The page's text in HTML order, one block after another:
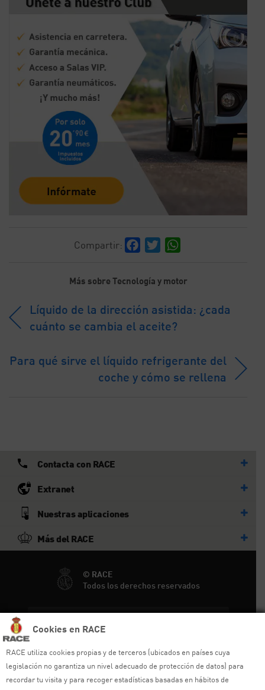
Cookies en RACE
RACE utiliza cookies propias y de terceros (ubicados en países cuya
legislación no garantiza un nivel adecuado de protección de datos) para
recordar tu visita y para recoger estadísticas basadas en hábitos de
Compartir: Facebook
Twitter
Más sobre Tecnología y motor
Líquido de la dirección asistida: ¿cada
cuánto se cambia el aceite?
Para qué sirve el líquido refrigerante del
coche y cómo se rellena
Contacta con RACE
Extranet
Nuestras aplicaciones
Más del RACE
© RACE
Todos los derechos reservados
Ayuda y sitemap
Política de privacidad